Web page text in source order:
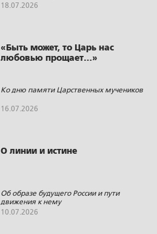
18.07.2026
«Быть может, то Царь нас
любовью прощает…»
Ко дню памяти Царственных мучеников
16.07.2026
О линии и истине
Об образе будущего России и пути
движения к нему
10.07.2026